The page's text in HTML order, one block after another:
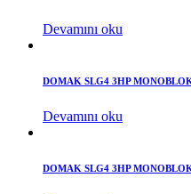
Devamını oku
DOMAK SLG4 3HP
Devamını oku
DOMAK SLG4 3HP